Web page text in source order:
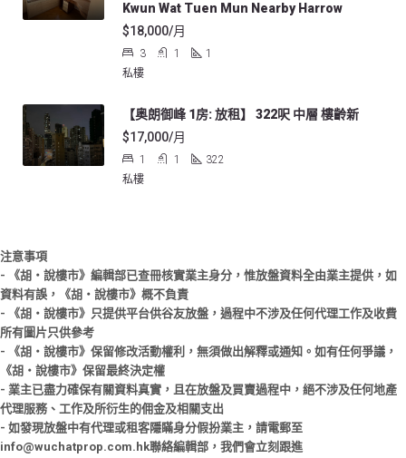
Kwun Wat Tuen Mun Nearby Harrow
$18,000/月
3 1
1
私樓
【奥朗御峰 1房: 放租】 322呎 中層 樓齡新
$17,000/月
1 1
322
私樓
注意事項
- 《胡‧說樓市》編輯部已查冊核實業主身分，惟放盤資料全由業主提供，如
資料有誤，《胡‧說樓市》概不負責
- 《胡‧說樓市》只提供平台供谷友放盤，過程中不涉及任何代理工作及收費
所有圖片只供參考
- 《胡‧說樓市》保留修改活動權利，無須做出解釋或通知。如有任何爭議，
《胡‧說樓市》保留最終決定權
- 業主已盡力確保有關資料真實，且在放盤及買賣過程中，絕不涉及任何地產
代理服務、工作及所衍生的佣金及相關支出
- 如發現放盤中有代理或租客隱瞞身分假扮業主，請電郵至
info@wuchatprop.com.hk聯絡編輯部，我們會立刻跟進